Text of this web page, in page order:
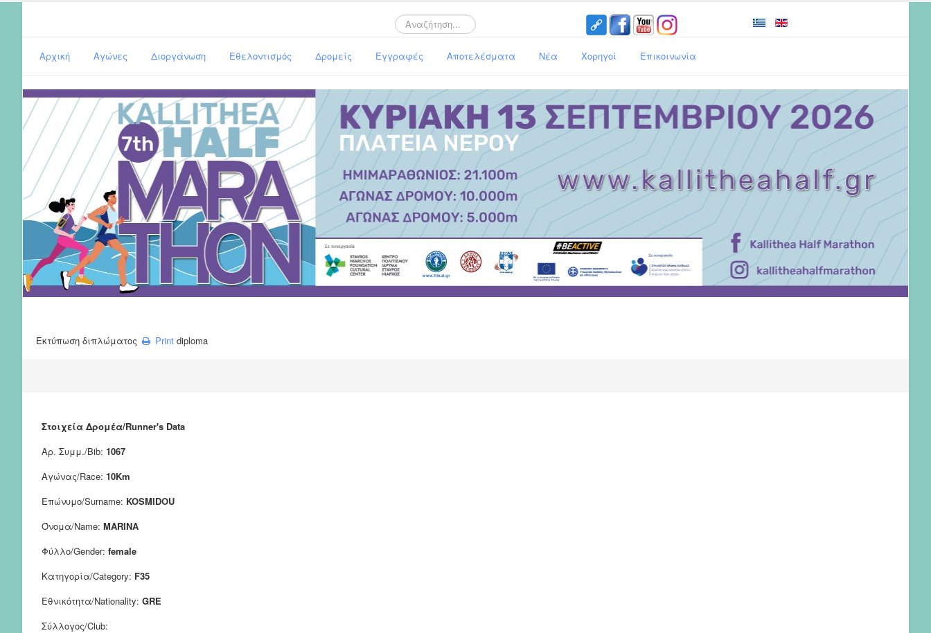
Search
Αρχική Αγώνες Διοργάνωση Εθελοντισμός Δρομείς Εγγραφές Αποτελέσματα Νέα Χορηγοί Επικοινωνία
Εκτύπωση διπλώματος Print diploma
Στοιχεία Δρομέα/Runner's Data
Αρ. Συμμ./Bib: 1067
Αγώνας/Race: 10Km
Επώνυμο/Surname: KOSMIDOU
Όνομα/Name: MARINA
Φύλλο/Gender: female
Κατηγορία/Category: F35
Εθνικότητα/Nationality: GRE
Σύλλογος/Club: